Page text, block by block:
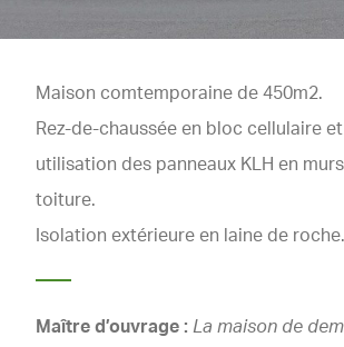
Maison comtemporaine de 450m2.
Rez-de-chaussée en bloc cellulaire et
utilisation des panneaux KLH en
toiture.
Isolation extérieure en laine de roche.
Maître d’ouvrage : La maison de